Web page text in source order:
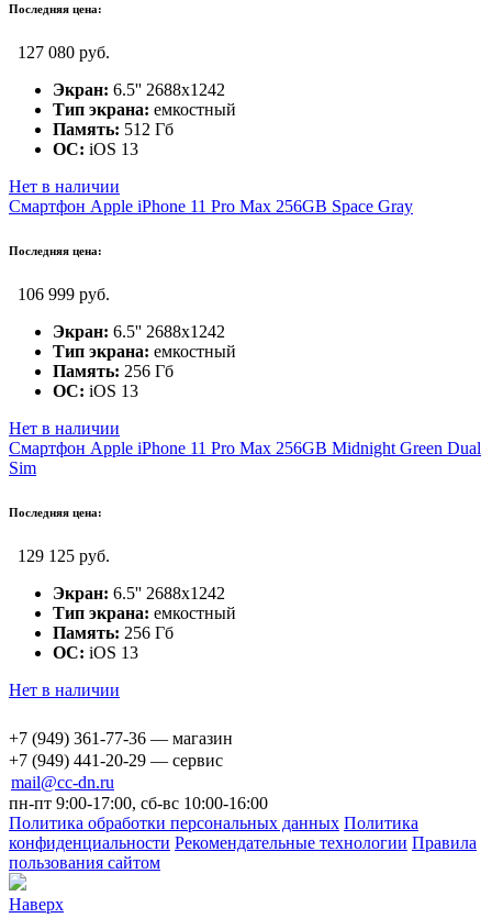
Последняя цена:
127 080 руб.
Экран: 6.5'' 2688x1242
Тип экрана: емкостный
Память: 512 Гб
ОС: iOS 13
Нет в наличии
Смартфон Apple iPhone 11 Pro Max 256GB Space Gray
Последняя цена:
106 999 руб.
Экран: 6.5'' 2688x1242
Тип экрана: емкостный
Память: 256 Гб
ОС: iOS 13
Нет в наличии
Смартфон Apple iPhone 11 Pro Max 256GB Midnight Green Dual
Sim
Последняя цена:
129 125 руб.
Экран: 6.5'' 2688x1242
Тип экрана: емкостный
Память: 256 Гб
ОС: iOS 13
Нет в наличии
+7 (949) 361-77-36 — магазин
+7 (949) 441-20-29 — сервис
mail@cc-dn.ru
пн-пт 9:00-17:00, сб-вс 10:00-16:00
Политика обработки персональных данных Политика
конфиденциальности Рекомендательные технологии Правила
пользования сайтом
Наверх